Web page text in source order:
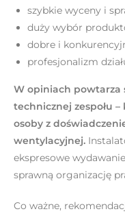
szybkie wyceny i
duży wybór
dobre i
profesjonalizm
W opiniach powtarza
technicznej zespołu
osoby z
wentylacyjnej.
ekspresowe
sprawną organizację
Co ważne,